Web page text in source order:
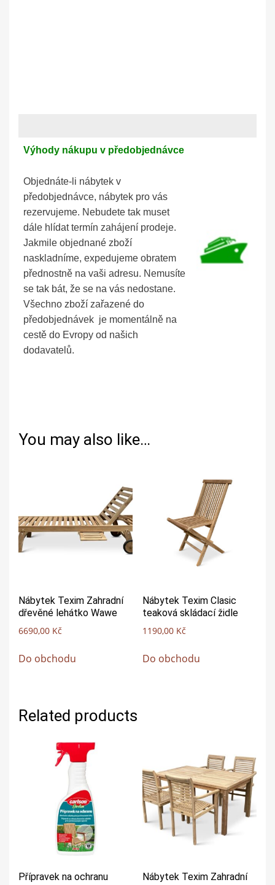
Výhody nákupu v předobjednávce
Objednáte-li nábytek v
předobjednávce, nábytek pro vás
rezervujeme. Nebudete tak muset
dále hlídat termín zahájení prodeje.
Jakmile objednané zboží
naskladníme, expedujeme obratem
přednostně na vaši adresu. Nemusíte
se tak bát, že se na vás nedostane.
Všechno zboží zařazené do
předobjednávek je momentálně na
cestě do Evropy od našich
dodavatelů.
You may also like…
Nábytek Texim Zahradní
dřevěné lehátko Wawe
6690,00 Kč
Do obchodu
Nábytek Texim Clasic
teaková skládací židle
1190,00 Kč
Do obchodu
Related products
Přípravek na ochranu
Nábytek Texim Zahradní